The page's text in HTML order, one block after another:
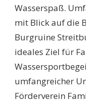
Wasserspaß.
mit Blick auf die
Burgruine
ideales Ziel für
umfangreicher
Förderverein